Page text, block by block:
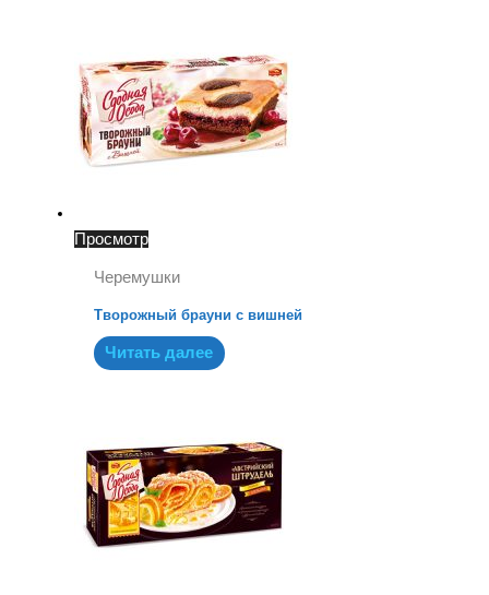
Просмотр
Черемушки
Творожный брауни с вишней
Читать далее